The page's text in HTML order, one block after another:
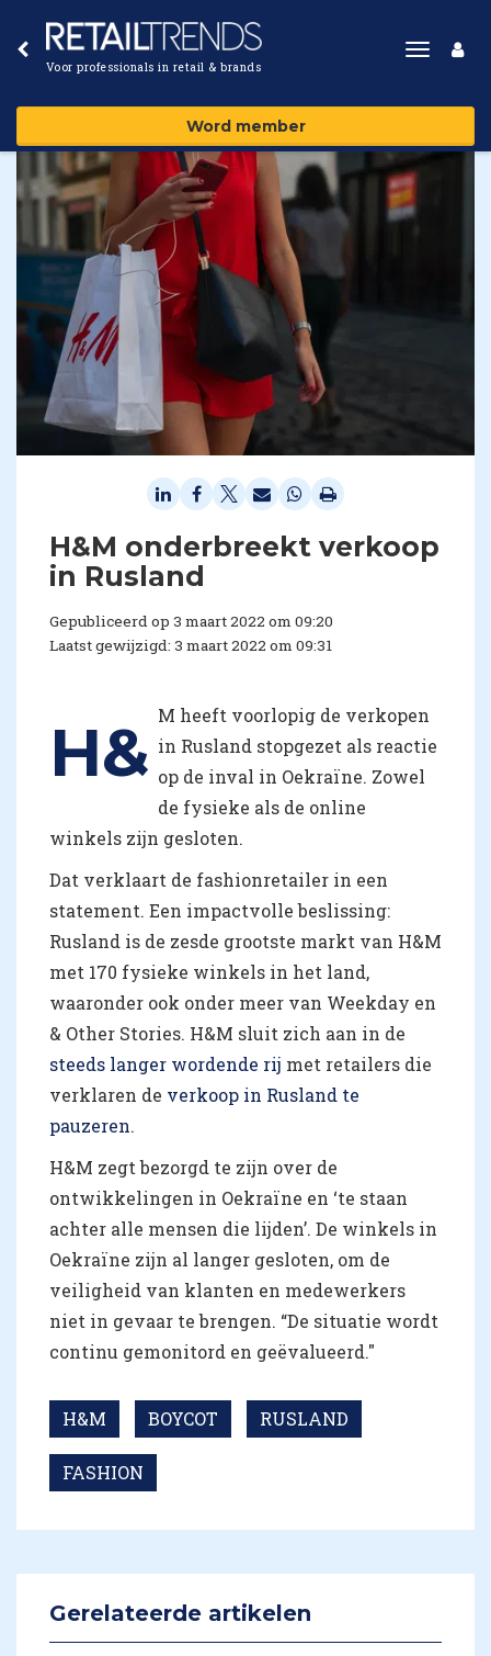
Voor professionals in retail & brands
Toggle
Word member
H&M onderbreekt verkoop
in Rusland
Gepubliceerd op 3 maart 2022 om 09:20
Laatst gewijzigd: 3 maart 2022 om 09:31
H& M heeft voorlopig de verkopen
in Rusland stopgezet als reactie
op de inval in Oekraïne. Zowel
de fysieke als de online
winkels zijn gesloten.
Dat verklaart de fashionretailer in een
statement. Een impactvolle beslissing:
Rusland is de zesde grootste markt van H&M
met 170 fysieke winkels in het land,
waaronder ook onder meer van Weekday en
& Other Stories. H&M sluit zich aan in de
steeds langer wordende rij met retailers die
verklaren de verkoop in Rusland te
pauzeren.
H&M zegt bezorgd te zijn over de
ontwikkelingen in Oekraïne en ‘te staan
achter alle mensen die lijden’. De winkels in
Oekraïne zijn al langer gesloten, om de
veiligheid van klanten en medewerkers
niet in gevaar te brengen. “De situatie wordt
continu gemonitord en geëvalueerd."
H&M BOYCOT RUSLAND
FASHION
Gerelateerde artikelen